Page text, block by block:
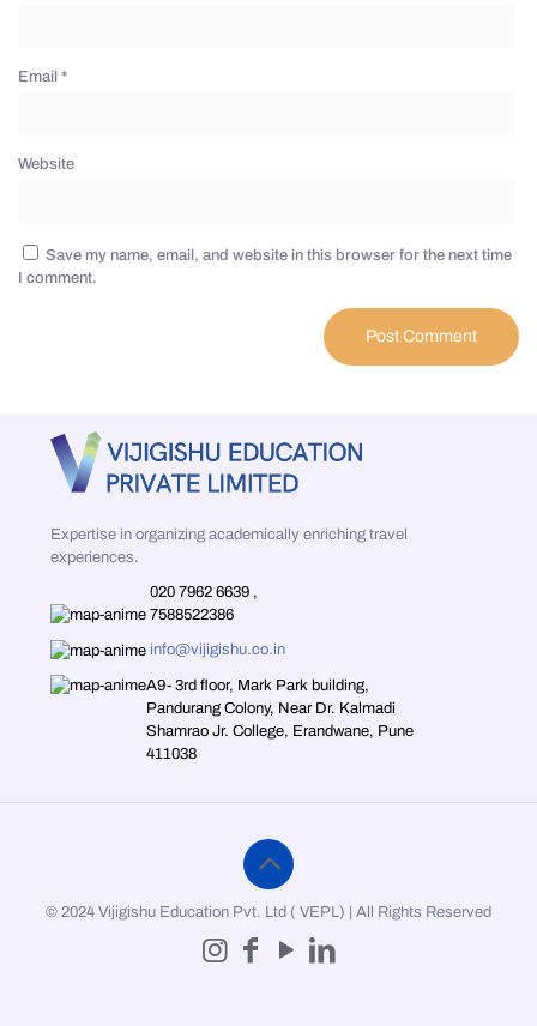
Email *
Website
Save my name, email, and website in this browser for the next time
I comment.
Expertise in organizing academically enriching travel
experiences.
020 7962 6639 ,
7588522386
info@vijigishu.co.in
A9- 3rd floor, Mark Park building,
Pandurang Colony, Near Dr. Kalmadi
Shamrao Jr. College, Erandwane, Pune
411038
© 2024 Vijigishu Education Pvt. Ltd ( VEPL) | All Rights Reserved